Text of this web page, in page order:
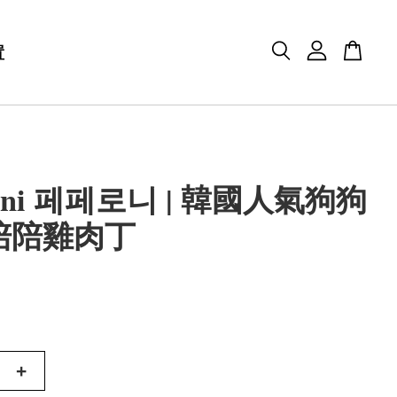
페페로니 | 韓國人氣狗狗
陪雞肉丁
+